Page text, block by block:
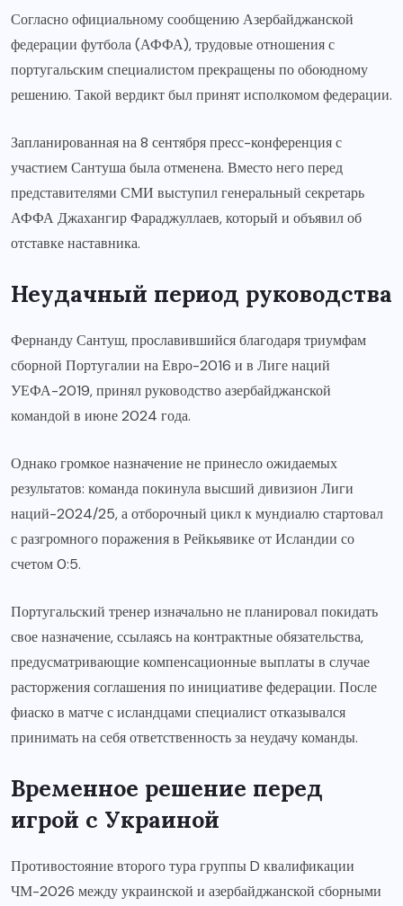
Согласно официальному сообщению Азербайджанской
федерации футбола (АФФА), трудовые отношения с
португальским специалистом прекращены по обоюдному
решению. Такой вердикт был принят исполкомом федерации.
Запланированная на 8 сентября пресс-конференция с
участием Сантуша была отменена. Вместо него перед
представителями СМИ выступил генеральный секретарь
АФФА Джахангир Фараджуллаев, который и объявил об
отставке наставника.
Неудачный период руководства
Фернанду Сантуш, прославившийся благодаря триумфам
сборной Португалии на Евро-2016 и в Лиге наций
УЕФА-2019, принял руководство азербайджанской
командой в июне 2024 года.
Однако громкое назначение не принесло ожидаемых
результатов: команда покинула высший дивизион Лиги
наций-2024/25, а отборочный цикл к мундиалю стартовал
с разгромного поражения в Рейкьявике от Исландии со
счетом 0:5.
Португальский тренер изначально не планировал покидать
свое назначение, ссылаясь на контрактные обязательства,
предусматривающие компенсационные выплаты в случае
расторжения соглашения по инициативе федерации. После
фиаско в матче с исландцами специалист отказывался
принимать на себя ответственность за неудачу команды.
Временное решение перед
игрой с Украиной
Противостояние второго тура группы D квалификации
ЧМ-2026 между украинской и азербайджанской сборными